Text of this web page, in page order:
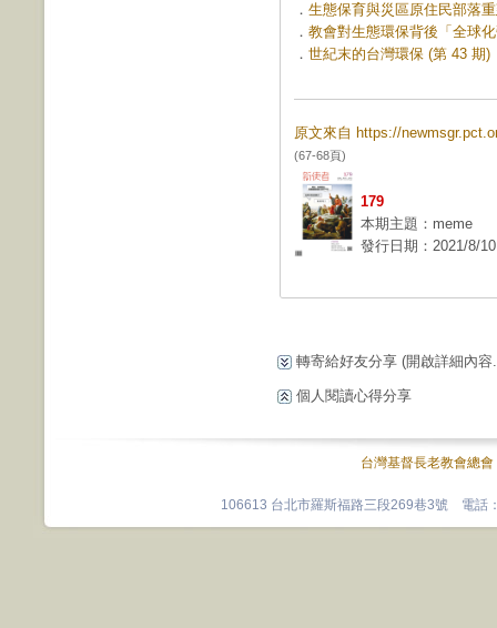
． 生態保育與災區原住民部落
． 教會對生態環保背後「全球
． 世紀末的台灣環保 (第 43 期)
原文來自 https://
(67-68頁)
179
本期主題：meme
發行日期：2021/8/10
轉寄給好友分享 (開啟詳細內容
個人閱讀心得分享
台灣基督長老教會總會
106613 台北市羅斯福路三段269巷3號 電